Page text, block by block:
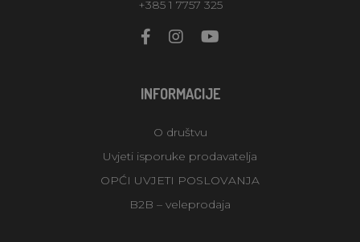
+385 1 7757 325
INFORMACIJE
O društvu
Uvjeti isporuke prodavatelja
OPĆI UVJETI POSLOVANJA
B2B – veleprodaja